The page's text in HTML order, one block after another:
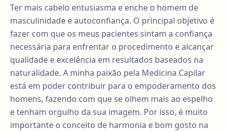
Ter mais cabelo entusiasma e enche o homem de
masculinidade e autoconfiança. O principal objetivo é
fazer com que os meus pacientes sintam a confiança
necessária para enfrentar o procedimento e alcançar
qualidade e excelência em resultados baseados na
naturalidade. A minha paixão pela Medicina Capilar
está em poder contribuir para o empoderamento dos
homens, fazendo com que se olhem mais ao espelho
e tenham orgulho da sua imagem. Por isso, é muito
importante o conceito de harmonia e bom gosto na